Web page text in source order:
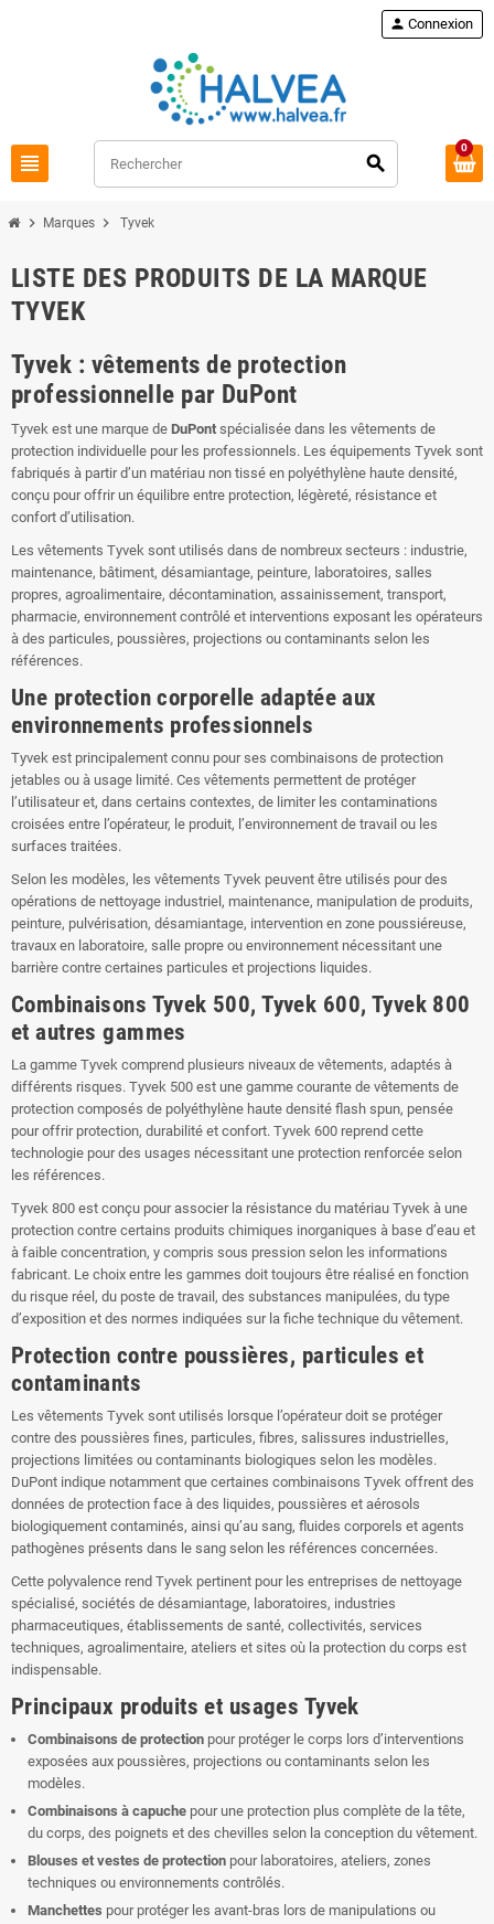
view_headline search
person Connexion
0
chevron_right Marques chevron_right Tyvek
LISTE DES PRODUITS DE LA MARQUE
TYVEK
Tyvek : vêtements de protection
professionnelle par DuPont
Tyvek est une marque de DuPont spécialisée dans les vêtements de
protection individuelle pour les professionnels. Les équipements Tyvek sont
fabriqués à partir d’un matériau non tissé en polyéthylène haute densité,
conçu pour offrir un équilibre entre protection, légèreté, résistance et
confort d’utilisation.
Les vêtements Tyvek sont utilisés dans de nombreux secteurs : industrie,
maintenance, bâtiment, désamiantage, peinture, laboratoires, salles
propres, agroalimentaire, décontamination, assainissement, transport,
pharmacie, environnement contrôlé et interventions exposant les opérateurs
à des particules, poussières, projections ou contaminants selon les
références.
Une protection corporelle adaptée aux
environnements professionnels
Tyvek est principalement connu pour ses combinaisons de protection
jetables ou à usage limité. Ces vêtements permettent de protéger
l’utilisateur et, dans certains contextes, de limiter les contaminations
croisées entre l’opérateur, le produit, l’environnement de travail ou les
surfaces traitées.
Selon les modèles, les vêtements Tyvek peuvent être utilisés pour des
opérations de nettoyage industriel, maintenance, manipulation de produits,
peinture, pulvérisation, désamiantage, intervention en zone poussiéreuse,
travaux en laboratoire, salle propre ou environnement nécessitant une
barrière contre certaines particules et projections liquides.
Combinaisons Tyvek 500, Tyvek 600, Tyvek 800
et autres gammes
La gamme Tyvek comprend plusieurs niveaux de vêtements, adaptés à
différents risques. Tyvek 500 est une gamme courante de vêtements de
protection composés de polyéthylène haute densité flash spun, pensée
pour offrir protection, durabilité et confort. Tyvek 600 reprend cette
technologie pour des usages nécessitant une protection renforcée selon
les références.
Tyvek 800 est conçu pour associer la résistance du matériau Tyvek à une
protection contre certains produits chimiques inorganiques à base d’eau et
à faible concentration, y compris sous pression selon les informations
fabricant. Le choix entre les gammes doit toujours être réalisé en fonction
du risque réel, du poste de travail, des substances manipulées, du type
d’exposition et des normes indiquées sur la fiche technique du vêtement.
Protection contre poussières, particules et
contaminants
Les vêtements Tyvek sont utilisés lorsque l’opérateur doit se protéger
contre des poussières fines, particules, fibres, salissures industrielles,
projections limitées ou contaminants biologiques selon les modèles.
DuPont indique notamment que certaines combinaisons Tyvek offrent des
données de protection face à des liquides, poussières et aérosols
biologiquement contaminés, ainsi qu’au sang, fluides corporels et agents
pathogènes présents dans le sang selon les références concernées.
Cette polyvalence rend Tyvek pertinent pour les entreprises de nettoyage
spécialisé, sociétés de désamiantage, laboratoires, industries
pharmaceutiques, établissements de santé, collectivités, services
techniques, agroalimentaire, ateliers et sites où la protection du corps est
indispensable.
Principaux produits et usages Tyvek
Combinaisons de protection pour protéger le corps lors d’interventions
exposées aux poussières, projections ou contaminants selon les
modèles.
Combinaisons à capuche pour une protection plus complète de la tête,
du corps, des poignets et des chevilles selon la conception du vêtement.
Blouses et vestes de protection pour laboratoires, ateliers, zones
techniques ou environnements contrôlés.
Manchettes pour protéger les avant-bras lors de manipulations ou